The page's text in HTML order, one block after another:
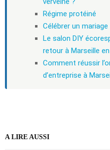
Régime protéiné
Célébrer un
Le salon DIY
retour à Marseille
Comment réussir
d’entreprise à
A LIRE AUSSI